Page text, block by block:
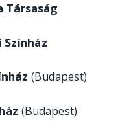
Társaság
Színház
(Budapest)
(Budapest)